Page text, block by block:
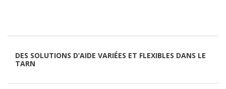
DES SOLUTIONS D’AIDE VARIÉES ET FLEXIBLES DANS LE
TARN